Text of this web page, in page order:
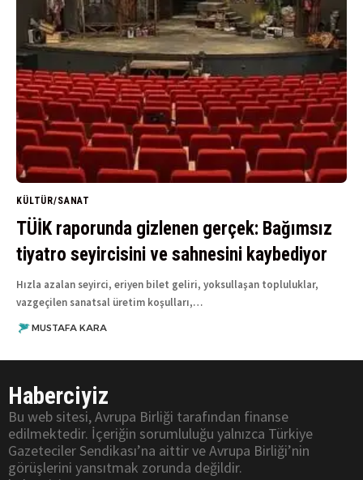
KÜLTÜR/SANAT
TÜİK raporunda gizlenen gerçek: Bağımsız
tiyatro seyircisini ve sahnesini kaybediyor
Hızla azalan seyirci, eriyen bilet geliri, yoksullaşan topluluklar,
vazgeçilen sanatsal üretim koşulları,…
MUSTAFA KARA
Haberciyiz
Bu web sitesi, Avrupa Birliği tarafından finanse
edilmektedir. İçeriğin sorumluluğu yalnızca Türkiye
Gazeteciler Sendikası’na aittir ve Avrupa Birliği’nin
görüşlerini yansıtmak zorunda değildir.